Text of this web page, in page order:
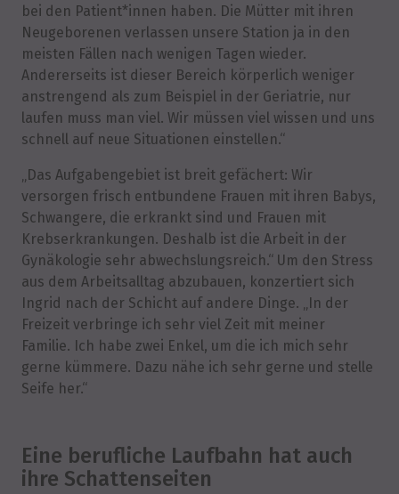
bei den Patient*innen haben. Die Mütter mit ihren
Neugeborenen verlassen unsere Station ja in den
meisten Fällen nach wenigen Tagen wieder.
Andererseits ist dieser Bereich körperlich weniger
anstrengend als zum Beispiel in der Geriatrie, nur
laufen muss man viel. Wir müssen viel wissen und uns
schnell auf neue Situationen einstellen.“
„Das Aufgabengebiet ist breit gefächert: Wir
versorgen frisch entbundene Frauen mit ihren Babys,
Schwangere, die erkrankt sind und Frauen mit
Krebserkrankungen. Deshalb ist die Arbeit in der
Gynäkologie sehr abwechslungsreich.“ Um den Stress
aus dem Arbeitsalltag abzubauen, konzertiert sich
Ingrid nach der Schicht auf andere Dinge. „In der
Freizeit verbringe ich sehr viel Zeit mit meiner
Familie. Ich habe zwei Enkel, um die ich mich sehr
gerne kümmere. Dazu nähe ich sehr gerne und stelle
Seife her.“
Eine berufliche Laufbahn hat auch
ihre Schattenseiten